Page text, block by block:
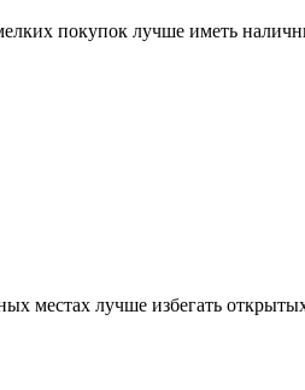
покупок лучше иметь
лучше избегать